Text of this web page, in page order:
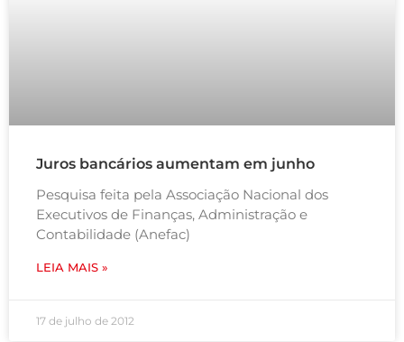
Juros bancários aumentam em junho
Pesquisa feita pela Associação Nacional dos
Executivos de Finanças, Administração e
Contabilidade (Anefac)
LEIA MAIS »
17 de julho de 2012